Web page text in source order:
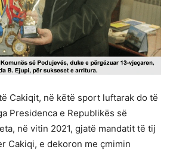
Cakiqit, në këtë sport luftarak do të
Presidenca e Republikës së
në vitin 2021, gjatë mandatit të tij
Cakiqi, e dekoron me çmimin